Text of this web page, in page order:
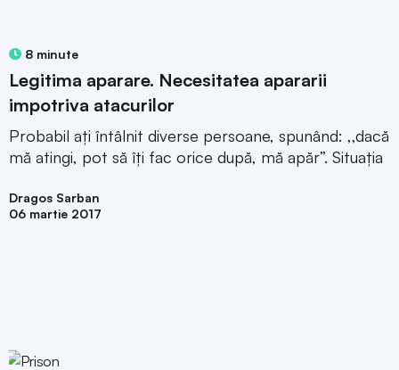
8 minute
Legitima aparare. Necesitatea apararii
impotriva atacurilor
Probabil ați întâlnit diverse persoane, spunând: ,,dacă
mă atingi, pot să îți fac orice după, mă apăr”. Situația
Dragos Sarban
06 martie 2017